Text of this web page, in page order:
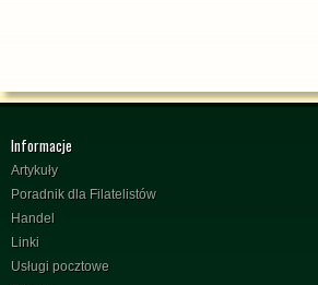
Informacje
Artykuły
Poradnik dla Filatelistów
Handel
Linki
Usługi pocztowe